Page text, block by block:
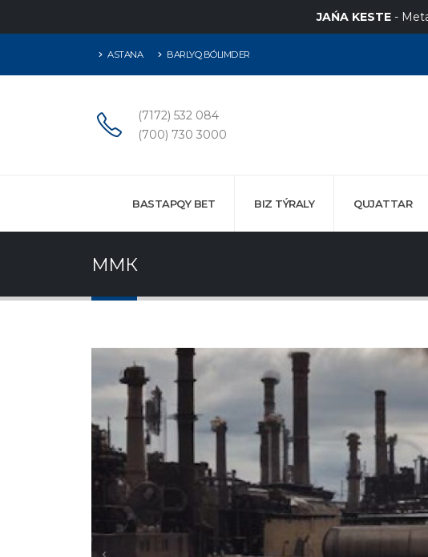
JAŃA KESTE -
ASTANA BARLYQ BÓLIMDER
(7172) 532 084
(700) 730 3000
BASTAPQY BET BIZ TÝRALY QUJATTAR
ММК